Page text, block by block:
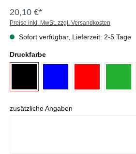
20,10 €*
Preise inkl. MwSt. zzgl. Versandkosten
Sofort verfügbar, Lieferzeit: 2-5 Tage
Druckfarbe
zusätzliche Angaben